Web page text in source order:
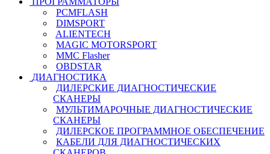
PCMFLASH
DIMSPORT
ALIENTECH
MAGIC MOTORSPORT
MMC Flasher
OBDSTAR
ДИАГНОСТИКА
ДИЛЕРСКИЕ ДИАГНОСТИЧЕСКИЕ
СКАНЕРЫ
МУЛЬТИМАРОЧНЫЕ ДИАГНОСТИЧЕСКИЕ
СКАНЕРЫ
ДИЛЕРСКОЕ ПРОГРАММНОЕ ОБЕСПЕЧЕНИЕ
КАБЕЛИ ДЛЯ ДИАГНОСТИЧЕСКИХ